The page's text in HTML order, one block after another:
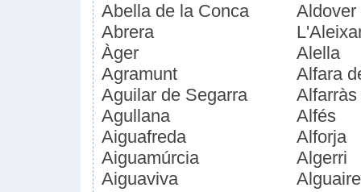
Abella de la Conca
Abrera
Àger
Agramunt
Aguilar de Segarra
Agullana
Aiguafreda
Aiguamúrcia
Aiguaviva
Aldover
Alella
Alfara
Alfarràs
Alfés
Alforja
Algerri
Alguaire